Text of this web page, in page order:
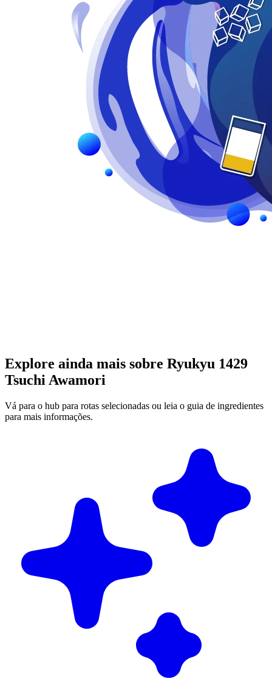
Explore ainda mais sobre Ryukyu 1429
Tsuchi Awamori
Vá para o hub para rotas selecionadas ou leia o guia de ingredientes
para mais informações.